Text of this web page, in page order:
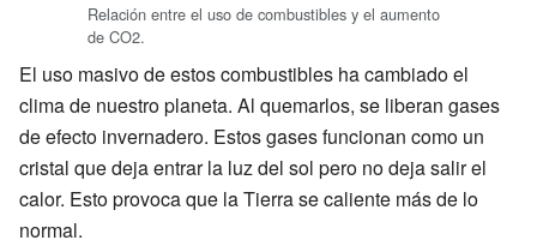
Relación entre el uso de combustibles y el aumento
de CO2.
El uso masivo de estos combustibles ha cambiado el
clima de nuestro planeta. Al quemarlos, se liberan gases
de efecto invernadero. Estos gases funcionan como un
cristal que deja entrar la luz del sol pero no deja salir el
calor. Esto provoca que la Tierra se caliente más de lo
normal.